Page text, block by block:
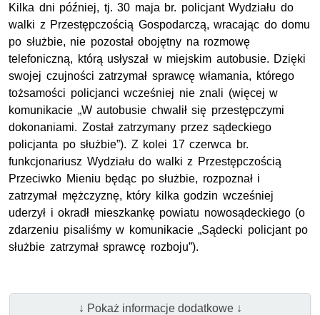
Kilka dni później, tj. 30 maja br. policjant Wydziału do
walki z Przestępczością Gospodarczą, wracając do domu
po służbie, nie pozostał obojętny na rozmowę
telefoniczną, którą usłyszał w miejskim autobusie. Dzięki
swojej czujności zatrzymał sprawcę włamania, którego
tożsamości policjanci wcześniej nie znali (więcej w
komunikacie „W autobusie chwalił się przestępczymi
dokonaniami. Został zatrzymany przez sądeckiego
policjanta po służbie”). Z kolei 17 czerwca br.
funkcjonariusz Wydziału do walki z Przestępczością
Przeciwko Mieniu będąc po służbie, rozpoznał i
zatrzymał mężczyznę, który kilka godzin wcześniej
uderzył i okradł mieszkankę powiatu nowosądeckiego (o
zdarzeniu pisaliśmy w komunikacie „Sądecki policjant po
służbie zatrzymał sprawcę rozboju”).
↓ Pokaż informacje dodatkowe ↓